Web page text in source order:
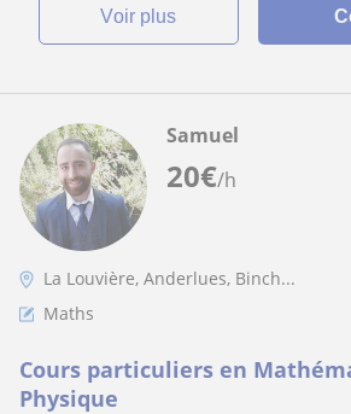
voir plus
20€/h
Samuel
La Louvière, Anderlues, Binch...
Maths
Cours particuliers en
Physique